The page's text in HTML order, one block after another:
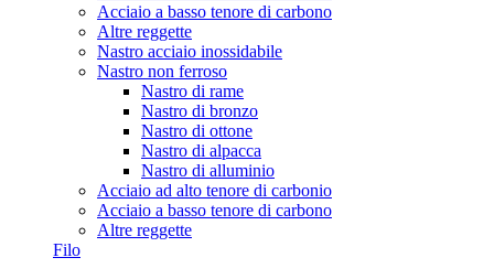
Acciaio a basso tenore di carbono
Altre reggette
Nastro acciaio inossidabile
Nastro non ferroso
Nastro di rame
Nastro di bronzo
Nastro di ottone
Nastro di alpacca
Nastro di alluminio
Acciaio ad alto tenore di carbonio
Acciaio a basso tenore di carbono
Altre reggette
Filo